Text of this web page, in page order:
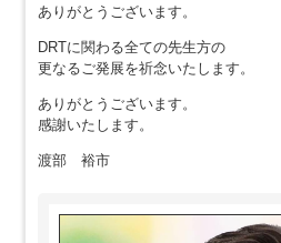
ありがとうございます。
DRTに関わる全ての先生方の
更なるご発展を祈念いたします。
ありがとうございます。
感謝いたします。
渡部 裕市